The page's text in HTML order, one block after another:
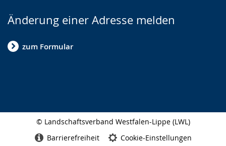
Änderung einer Adresse melden
zum Formular
© Landschaftsverband Westfalen-Lippe (LWL)
Barrierefreiheit Cookie-Einstellungen